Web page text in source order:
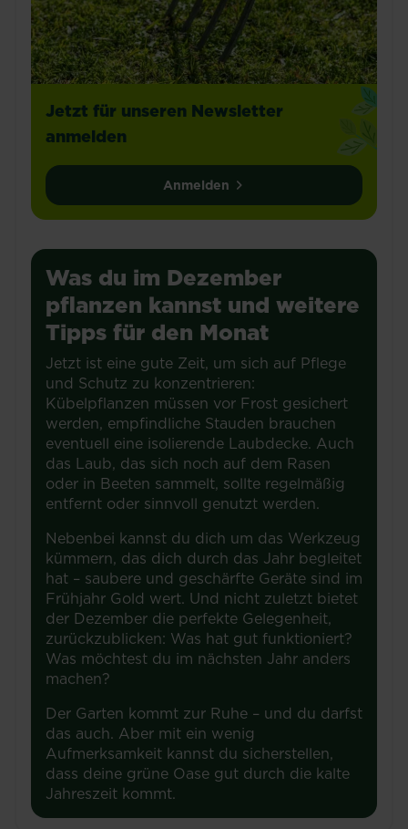
Jetzt für unseren Newsletter
anmelden
Anmelden
Was du im Dezember
pflanzen kannst und weitere
Tipps für den Monat
Jetzt ist eine gute Zeit, um sich auf Pflege
und Schutz zu konzentrieren:
Kübelpflanzen müssen vor Frost gesichert
werden, empfindliche Stauden brauchen
eventuell eine isolierende Laubdecke. Auch
das Laub, das sich noch auf dem Rasen
oder in Beeten sammelt, sollte regelmäßig
entfernt oder sinnvoll genutzt werden.
Nebenbei kannst du dich um das Werkzeug
kümmern, das dich durch das Jahr begleitet
hat – saubere und geschärfte Geräte sind im
Frühjahr Gold wert. Und nicht zuletzt bietet
der Dezember die perfekte Gelegenheit,
zurückzublicken: Was hat gut funktioniert?
Was möchtest du im nächsten Jahr anders
machen?
Der Garten kommt zur Ruhe – und du darfst
das auch. Aber mit ein wenig
Aufmerksamkeit kannst du sicherstellen,
dass deine grüne Oase gut durch die kalte
Jahreszeit kommt.